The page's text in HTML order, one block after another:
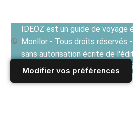
Modifier vos préférences
IDEOZ est un guide de voyage
Monllor - Tous droits réservés
sans autorisation écrite de
Voir les Conditions générales